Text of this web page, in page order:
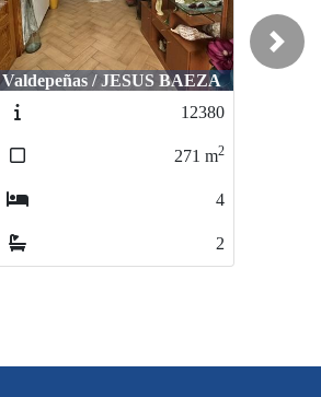
Valdepeñas / JESUS BAEZA
12380
271 m2
4
2
Next